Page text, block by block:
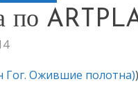
по
Гог. Ожившие полотна)